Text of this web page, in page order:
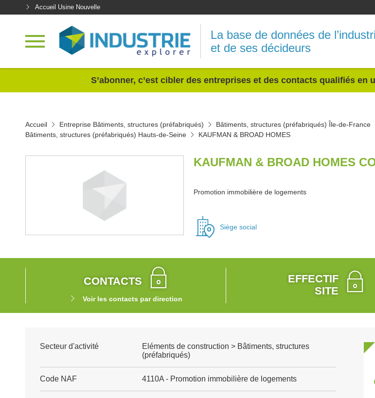
Accueil Usine Nouvelle
La base de données de
et de ses décideurs
S’abonner, c’est cibler des entreprises et des contacts qualifiés
Accueil Entreprise Bâtiments, structures (préfabriqués)
Bâtiments, structures (préfabriqués) Île-de-France
Bâtiments, structures (préfabriqués) Hauts-de-Seine
KAUFMAN & BROAD HOMES
KAUFMAN & BROAD HOMES
Promotion immobilière de logements
Siège social
CONTACTS
Voir les contacts par direction
EFFECTIF
SITE
Secteur d'activité
Eléments de construction > Bâtiments, structures
(préfabriqués)
Code NAF 4110A - Promotion immobilière de logements